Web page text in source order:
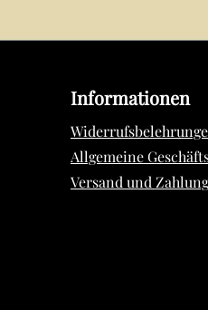
Informationen
Allgemeine
Versand und Zahlung